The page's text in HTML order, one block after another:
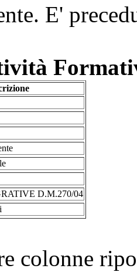
E'
D.M.270/04
colonne